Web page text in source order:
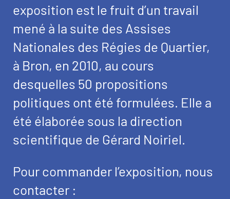
exposition est le fruit d’un travail
mené à la suite des Assises
Nationales des Régies de Quartier,
à Bron, en 2010, au cours
desquelles 50 propositions
politiques ont été formulées. Elle a
été élaborée sous la direction
scientifique de Gérard Noiriel.
Pour commander l’exposition, nous
contacter :